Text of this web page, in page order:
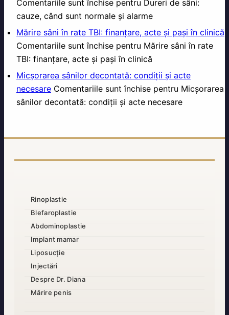
Comentariile sunt închise pentru Dureri de sâni:
cauze, când sunt normale și alarme
Mărire sâni în rate TBI: finanțare, acte și pași în clinică
Comentariile sunt închise pentru Mărire sâni în rate
TBI: finanțare, acte și pași în clinică
Micșorarea sânilor decontată: condiții și acte
necesare Comentariile sunt închise pentru Micșorarea
sânilor decontată: condiții și acte necesare
Rinoplastie
Blefaroplastie
Abdominoplastie
Implant mamar
Liposucție
Injectări
Despre Dr. Diana
Mărire penis